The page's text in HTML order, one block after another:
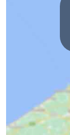
Sportangeln
Seehunden
Essen